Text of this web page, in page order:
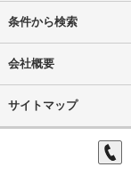
条件から検索
会社概要
サイトマップ